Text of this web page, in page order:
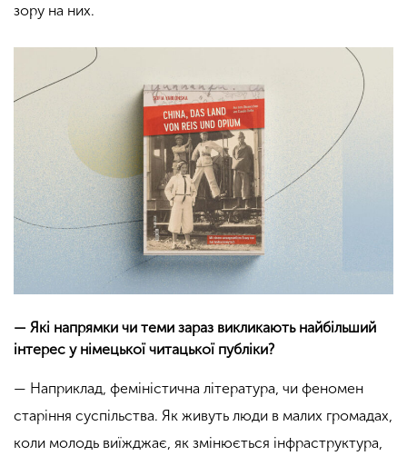
зору на них.
— Які напрямки чи теми зараз викликають найбільший
інтерес у німецької читацької публіки?
— Наприклад, феміністична література, чи феномен
старіння суспільства. Як живуть люди в малих громадах,
коли молодь виїжджає, як змінюється інфраструктура,